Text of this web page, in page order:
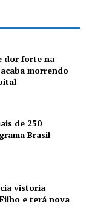
dor forte na
morrendo
de 250
Brasil
vistoria
e terá nova